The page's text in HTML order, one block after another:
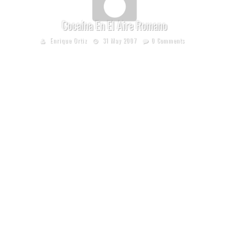
Cocaína En El Aire Romano
Enrique Ortiz 31 May 2007 0 Comments